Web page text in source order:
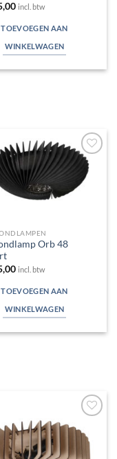
incl. btw
TOEVOEGEN AAN
WINKELWAGEN
Toevoegen
aan
verlanglijst
Orb 48
incl. btw
TOEVOEGEN AAN
WINKELWAGEN
Toevoegen
aan
verlanglijst